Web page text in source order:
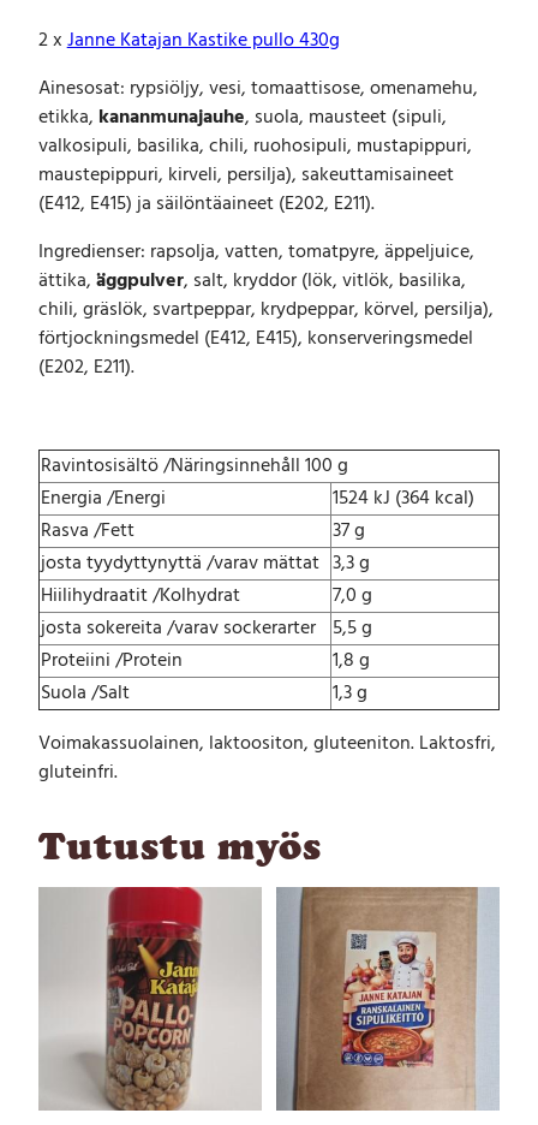
2 xJanne Katajan Kastike pullo 430g
Ainesosat: rypsiöljy, vesi, tomaattisose, omenamehu,
etikka, kananmunajauhe, suola, mausteet (sipuli,
valkosipuli, basilika, chili, ruohosipuli, mustapippuri,
maustepippuri, kirveli, persilja), sakeuttamisaineet
(E412, E415) ja säilöntäaineet (E202, E211).
Ingredienser: rapsolja, vatten, tomatpyre, äppeljuice,
ättika,äggpulver, salt, kryddor (lök, vitlök, basilika,
chili, gräslök, svartpeppar, krydpeppar, körvel, persilja),
förtjockningsmedel (E412, E415), konserveringsmedel
(E202, E211).
Ravintosisältö /Näringsinnehåll 100 g
Energia /Energi
1524 kJ (364 kcal)
Rasva /Fett
37 g
josta tyydyttynyttä /varav mättat 3,3 g
Hiilihydraatit /Kolhydrat
7,0 g
josta sokereita /varav sockerarter 5,5 g
Proteiini /Protein
1,8 g
Suola /Salt
1,3 g
Voimakassuolainen, laktoositon, gluteeniton. Laktosfri,
gluteinfri.
Tutustu myös